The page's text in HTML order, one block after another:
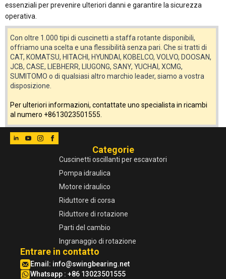
essenziali per prevenire ulteriori danni e garantire la sicurezza
operativa.
Con oltre 1.000 tipi di cuscinetti a staffa rotante disponibili,
offriamo una scelta e una flessibilità senza pari. Che si tratti di
CAT, KOMATSU, HITACHI, HYUNDAI, KOBELCO, VOLVO, DOOSAN,
JCB, CASE, LIEBHERR, LIUGONG, SANY, YUCHAI, XCMG,
SUMITOMO o di qualsiasi altro marchio leader, siamo a vostra
disposizione.
Per ulteriori informazioni, contattate uno specialista in ricambi
al numero +8613023501555.
Categorie
Cuscinetti oscillanti per escavatori
Pompa idraulica
Motore idraulico
Riduttore di corsa
Riduttore di rotazione
Parti del cambio
Ingranaggio di rotazione
Entrare in contatto
Email: info@swingbearing.net
Whatsapp : +86 13023501555